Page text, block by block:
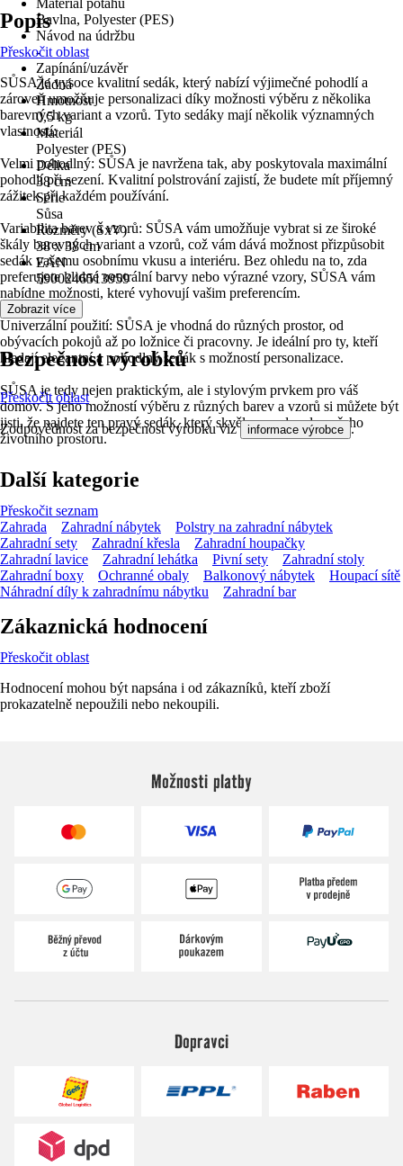
Materiál potahu
Bavlna, Polyester (PES)
Návod na údržbu
-
Zapínání/uzávěr
Žádná
Hmotnost
0,5 kg
Materiál
Polyester (PES)
Délka
38 cm
Série
Sůsa
Rozměry (ŠxV)
38 x 38 cm
EAN
5900246513959
Popis
Přeskočit oblast
SŮSA je vysoce kvalitní sedák, který nabízí výjimečné pohodlí a
zároveň umožňuje personalizaci díky možnosti výběru z několika
barevných variant a vzorů. Tyto sedáky mají několik významných
vlastností:
Velmi pohodlný: SŮSA je navržena tak, aby poskytovala maximální
pohodlí při sezení. Kvalitní polstrování zajistí, že budete mít příjemný
zážitek při každém používání.
Variabilita barev a vzorů: SŮSA vám umožňuje vybrat si ze široké
škály barevných variant a vzorů, což vám dává možnost přizpůsobit
sedák vašemu osobnímu vkusu a interiéru. Bez ohledu na to, zda
preferujete klidné neutrální barvy nebo výrazné vzory, SŮSA vám
nabídne možnosti, které vyhovují vašim preferencím.
Univerzální použití: SŮSA je vhodná do různých prostor, od
obývacích pokojů až po ložnice či pracovny. Je ideální pro ty, kteří
hledají elegantní a pohodlný sedák s možností personalizace.
SŮSA je tedy nejen praktickým, ale i stylovým prvkem pro váš
domov. S jeho možností výběru z různých barev a vzorů si můžete být
jisti, že najdete ten pravý sedák, který skvěle zapadne do vašeho
životního prostoru.
Zobrazit více
Bezpečnost výrobků
Přeskočit oblast
Zodpovědnost za bezpečnost výrobku viz informace výrobce .
Další kategorie
Přeskočit seznam
Zahrada
Zahradní nábytek
Polstry na zahradní nábytek
Zahradní sety
Zahradní křesla
Zahradní houpačky
Zahradní lavice
Zahradní lehátka Pivní sety
Zahradní stoly
Zahradní boxy
Ochranné obaly Balkonový nábytek
Houpací sítě
Náhradní díly k zahradnímu nábytku
Zahradní bar
Zákaznická hodnocení
Přeskočit oblast
Hodnocení mohou být napsána i od zákazníků, kteří zboží
prokazatelně nepoužili nebo nekoupili.
Možnosti platby
Dopravci